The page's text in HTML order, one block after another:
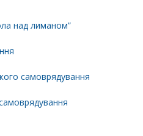
над лиманом”
самоврядування